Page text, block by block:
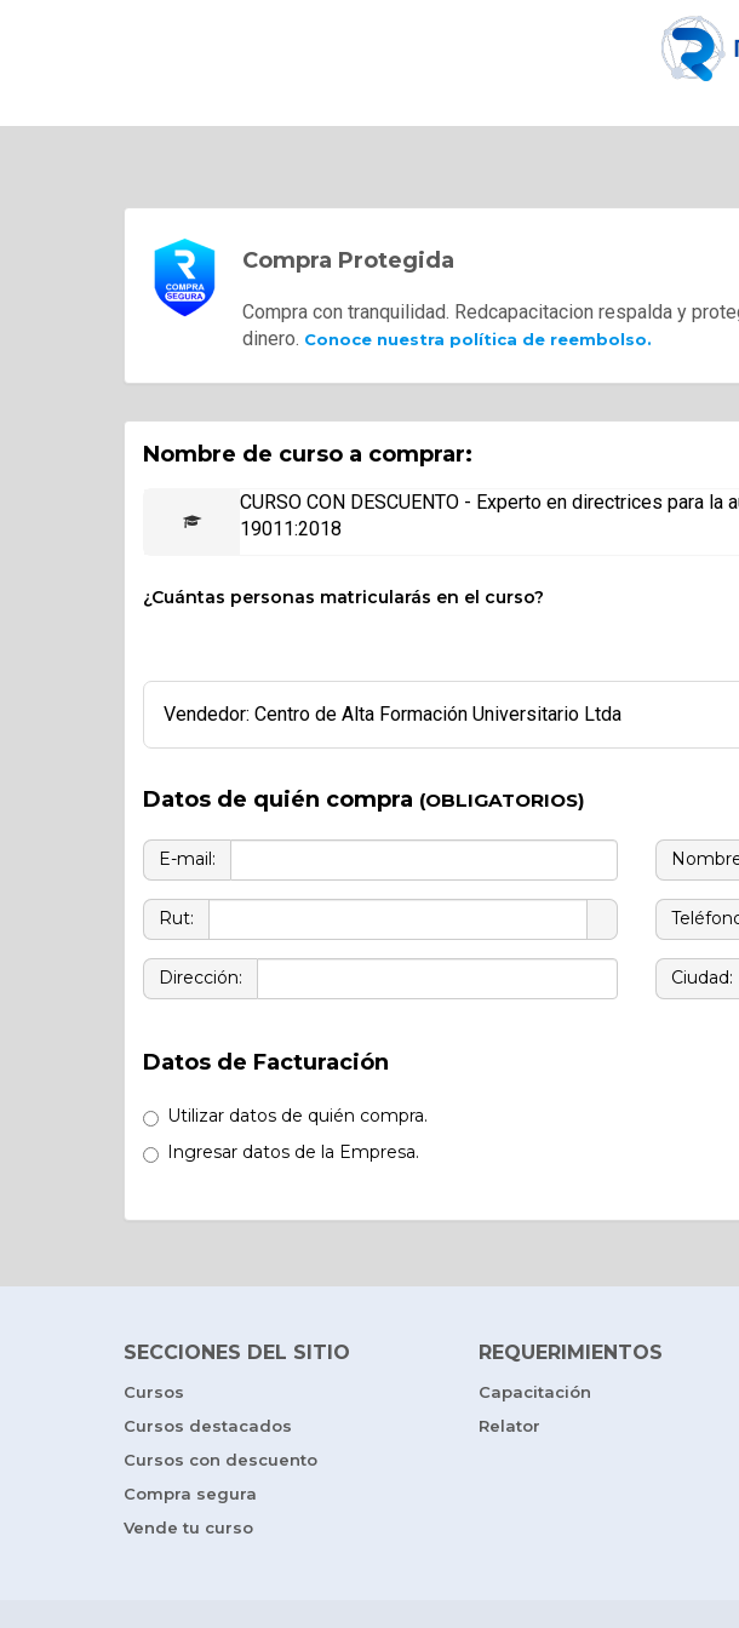
Compra Protegida
Compra con tranquilidad. Redcapacitacion respalda y
dinero. Conoce nuestra política de reembolso.
Nombre de curso a comprar:
CURSO CON DESCUENTO - Experto en directrices para
19011:2018
¿Cuántas personas matricularás en el curso?
Vendedor: Centro de Alta Formación Universitario Ltda
Datos de quién compra (OBLIGATORIOS)
E-mail:
Rut:
Dirección: Ciudad:
Datos de Facturación
Utilizar datos de quién compra.
Ingresar datos de la Empresa.
SECCIONES DEL SITIO
Cursos
Cursos destacados
Cursos con descuento
Compra segura
Vende tu curso
REQUERIMIENTOS
Capacitación
Relator